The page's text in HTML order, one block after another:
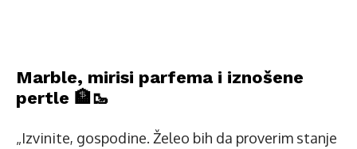
Marble, mirisi parfema i iznošene
pertle 🏦🥾
„Izvinite, gospodine. Želeo bih da proverim stanje